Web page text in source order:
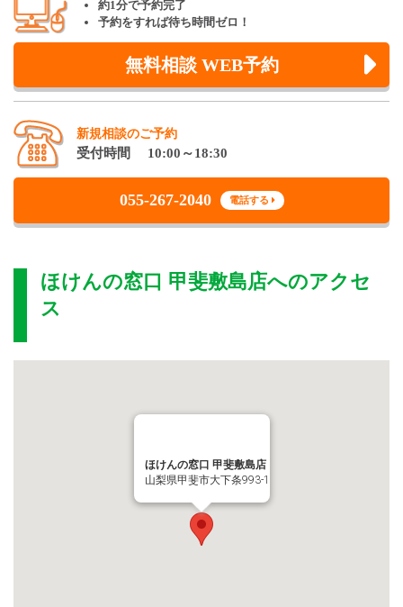
約1分で予約完了
予約をすれば待ち時間ゼロ！
無料相談 WEB予約
新規相談のご予約
受付時間 10:00～18:30
055-267-2040 電話する
ほけんの窓口 甲斐敷島店へのアクセ
ス
ほけんの窓口 甲斐敷島店
山梨県甲斐市大下条993-1